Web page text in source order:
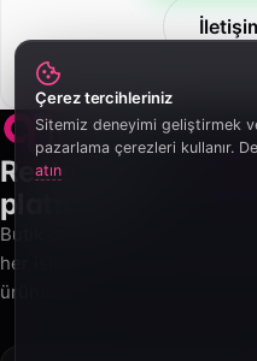
Restoranlar için
platformu.
Butik cafelerden lüks
her işletme için sade,
ürünüdür.
Çerez tercihleriniz
Sitemiz deneyimi geliştirmek
pazarlama çerezleri kullanır.
atın